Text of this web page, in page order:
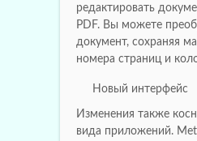
редактировать
PDF. Вы можете
документ, сохраняя
номера страниц и
Новый интерфейс
Изменения также
вида приложений.